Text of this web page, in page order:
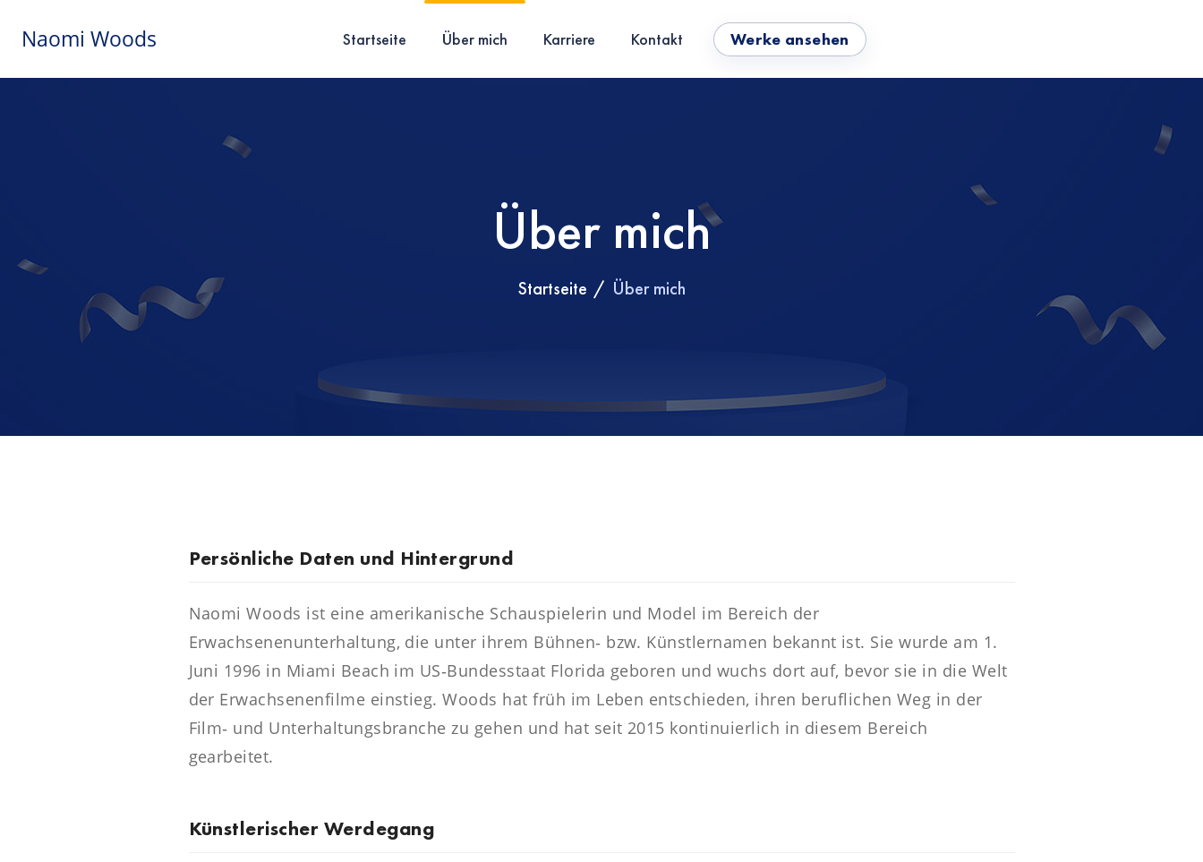
Naomi Woods Startseite Über mich Karriere Kontakt Werke ansehen
Über mich
Startseite Über mich
Persönliche Daten und Hintergrund
Naomi Woods ist eine amerikanische Schauspielerin und Model im Bereich der
Erwachsenenunterhaltung, die unter ihrem Bühnen‑ bzw. Künstlernamen bekannt ist. Sie wurde am 1.
Juni 1996 in Miami Beach im US‑Bundesstaat Florida geboren und wuchs dort auf, bevor sie in die Welt
der Erwachsenenfilme einstieg. Woods hat früh im Leben entschieden, ihren beruflichen Weg in der
Film‑ und Unterhaltungsbranche zu gehen und hat seit 2015 kontinuierlich in diesem Bereich
gearbeitet.
Künstlerischer Werdegang